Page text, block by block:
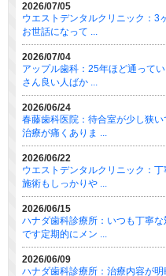
2026/07/05
ウエストデンタルクリニック：3
お世話になって ...
2026/07/04
アップル歯科：25年ほど通って
さん良い人ばか ...
2026/06/24
春藤歯科医院：待合室が少し狭い
治療が痛くありま ...
2026/06/22
ウエストデンタルクリニック：
施術もしっかりや ...
2026/06/15
ハナダ歯科診療所：いつも丁寧
です定期的にメン ...
2026/06/09
ハナダ歯科診療所：治療内容が明